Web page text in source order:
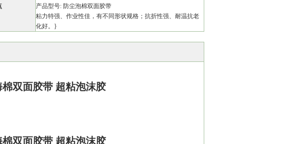
产品型号: 防尘泡棉双面胶带
粘力特强、作业性佳，有不同形状规格；抗折性强、耐温抗老
化好。}
双面胶带 超粘泡沫胶
双面胶带 超粘泡沫胶